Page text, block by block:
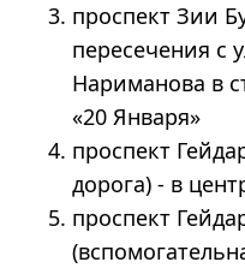
проспект Зии
пересечения с
Нариманова в
«20 Января»
проспект
дорога) - в
проспект